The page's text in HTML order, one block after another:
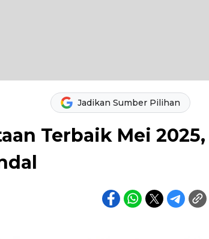
Jadikan Sumber Pilihan
Terbaik Mei 2025,